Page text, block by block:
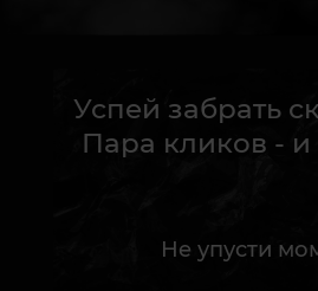
Успей забрать
Пара кликов - и
Не упусти